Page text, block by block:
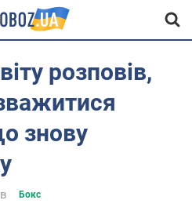
розповів,
знову
Бокс